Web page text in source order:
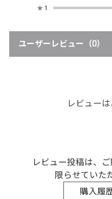
★ 1
ユーザーレビュー （0）
レビューは
レビュー投稿は、
限らせていた
購入履